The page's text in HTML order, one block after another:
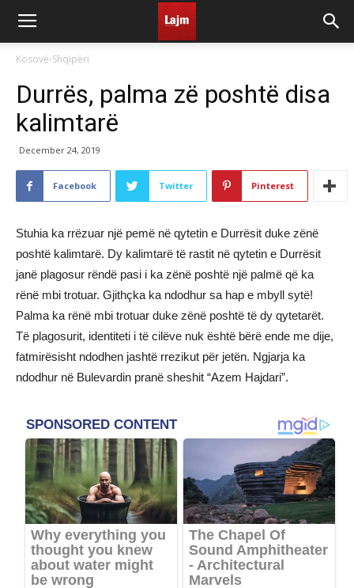
Kosovë-Shqipëri
Durrës, palma zë poshtë disa
kalimtarë
December 24, 2019
Facebook Twitter Pinterest
Stuhia ka rrëzuar një pemë në qytetin e Durrësit duke zënë
poshtë kalimtarë. Dy kalimtarë të rastit në qytetin e Durrësit
janë plagosur rëndë pasi i ka zënë poshtë një palmë që ka
rënë mbi trotuar. Gjithçka ka ndodhur sa hap e mbyll sytë!
Palma ka rënë mbi trotuar duke zënë poshtë të dy qytetarët.
Të plagosurit, identiteti i të cilëve nuk është bërë ende me dije,
fatmirësisht ndodhen jashtë rrezikut për jetën. Ngjarja ka
ndodhur në Bulevardin pranë sheshit “Azem Hajdari”.